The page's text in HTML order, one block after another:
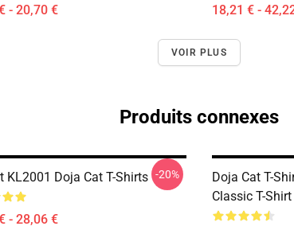
- 20,70 € 18,21 € -
VOIR PLUS
Produits connexes
KL2001 Doja Cat T-Shirts
- 28,06 €
-20%
Doja Cat T-
Classic T-